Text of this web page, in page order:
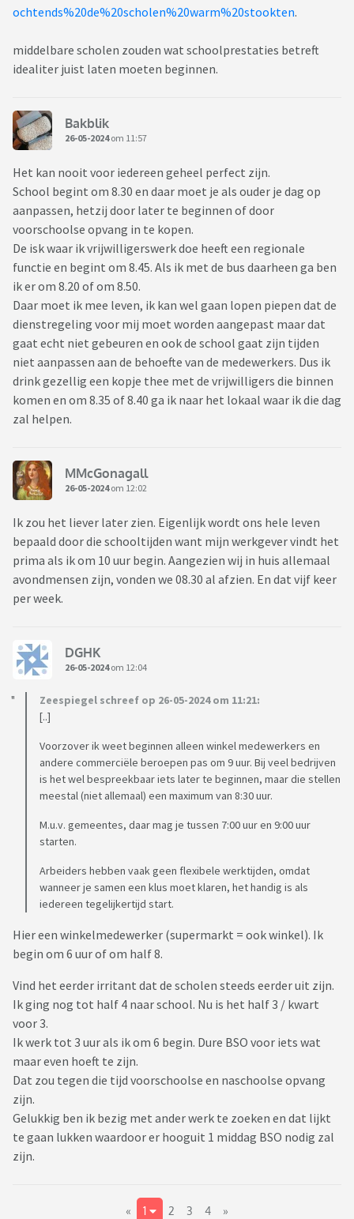
ochtends%20de%20scholen%20warm%20stookten.
middelbare scholen zouden wat schoolprestaties betreft
idealiter juist laten moeten beginnen.
Bakblik
26-05-2024om 11:57
Het kan nooit voor iedereen geheel perfect zijn.
School begint om 8.30 en daar moet je als ouder je dag op
aanpassen, hetzij door later te beginnen of door
voorschoolse opvang in te kopen.
De isk waar ik vrijwilligerswerk doe heeft een regionale
functie en begint om 8.45. Als ik met de bus daarheen ga ben
ik er om 8.20 of om 8.50.
Daar moet ik mee leven, ik kan wel gaan lopen piepen dat de
dienstregeling voor mij moet worden aangepast maar dat
gaat echt niet gebeuren en ook de school gaat zijn tijden
niet aanpassen aan de behoefte van de medewerkers. Dus ik
drink gezellig een kopje thee met de vrijwilligers die binnen
komen en om 8.35 of 8.40 ga ik naar het lokaal waar ik die dag
zal helpen.
MMcGonagall
26-05-2024om 12:02
Ik zou het liever later zien. Eigenlijk wordt ons hele leven
bepaald door die schooltijden want mijn werkgever vindt het
prima als ik om 10 uur begin. Aangezien wij in huis allemaal
avondmensen zijn, vonden we 08.30 al afzien. En dat vijf keer
per week.
DGHK
26-05-2024om 12:04
Zeespiegel schreef op 26-05-2024 om 11:21:
[..]
Voorzover ik weet beginnen alleen winkel medewerkers en
andere commerciële beroepen pas om 9 uur. Bij veel bedrijven
is het wel bespreekbaar iets later te beginnen, maar die stellen
meestal (niet allemaal) een maximum van 8:30 uur.
M.u.v. gemeentes, daar mag je tussen 7:00 uur en 9:00 uur
starten.
Arbeiders hebben vaak geen flexibele werktijden, omdat
wanneer je samen een klus moet klaren, het handig is als
iedereen tegelijkertijd start.
Hier een winkelmedewerker (supermarkt = ook winkel). Ik
begin om 6 uur of om half 8.
Vind het eerder irritant dat de scholen steeds eerder uit zijn.
Ik ging nog tot half 4 naar school. Nu is het half 3 / kwart
voor 3.
Ik werk tot 3 uur als ik om 6 begin. Dure BSO voor iets wat
maar even hoeft te zijn.
Dat zou tegen die tijd voorschoolse en naschoolse opvang
zijn.
Gelukkig ben ik bezig met ander werk te zoeken en dat lijkt
te gaan lukken waardoor er hooguit 1 middag BSO nodig zal
zijn.
« 1 2 3 4 »